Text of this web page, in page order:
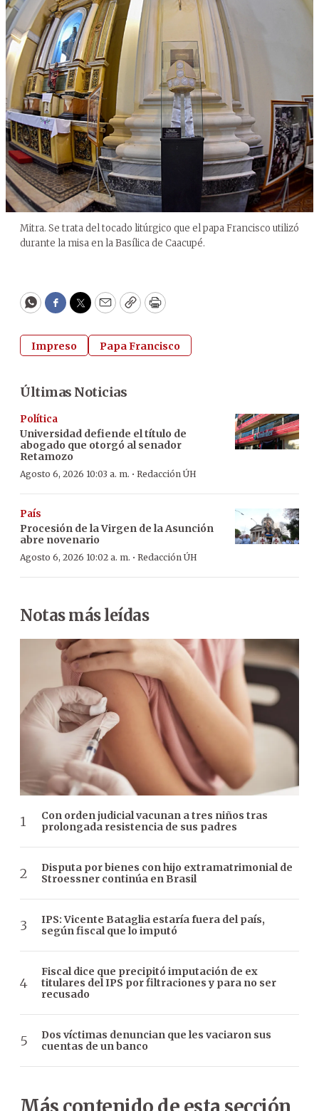
Mitra. Se trata del tocado litúrgico que el papa Francisco utilizó
durante la misa en la Basílica de Caacupé.
WhatsApp
Facebook
Twitter
EmailCopyPrint
Impreso Papa Francisco
Últimas Noticias
Política
Universidad defiende el título de
abogado que otorgó al senador
Retamozo
Agosto 6, 2026 10:03 a. m. · Redacción ÚH
País
Procesión de la Virgen de la Asunción
abre novenario
Agosto 6, 2026 10:02 a. m. · Redacción ÚH
Notas más leídas
Con orden judicial vacunan a tres niños tras
prolongada resistencia de sus padres
Disputa por bienes con hijo extramatrimonial de
Stroessner continúa en Brasil
IPS: Vicente Bataglia estaría fuera del país,
según fiscal que lo imputó
Fiscal dice que precipitó imputación de ex
titulares del IPS por filtraciones y para no ser
recusado
Dos víctimas denuncian que les vaciaron sus
cuentas de un banco